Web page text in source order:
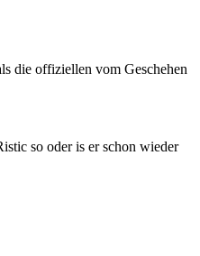
die offiziellen vom Geschehen
so oder is er schon wieder